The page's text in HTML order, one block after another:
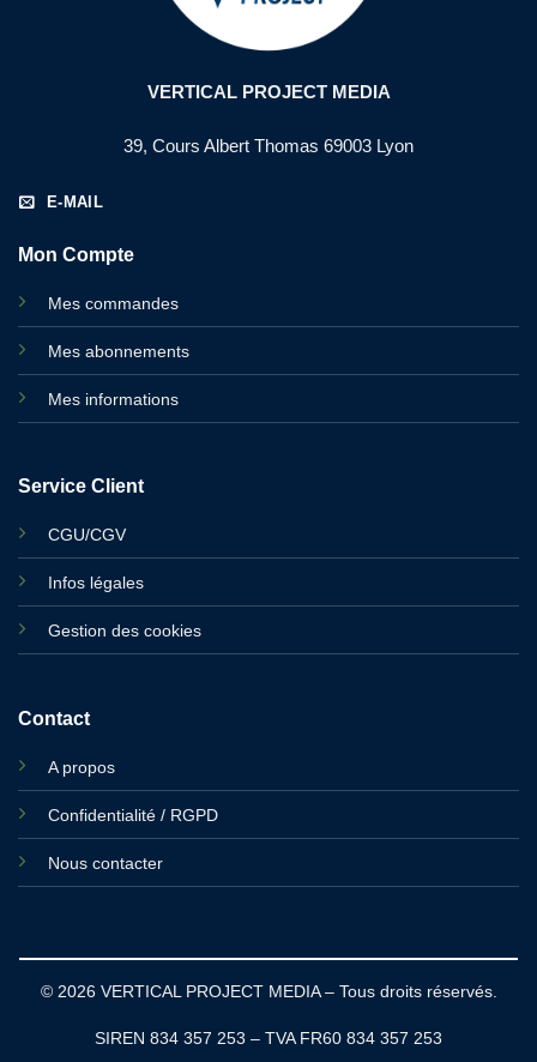
VERTICAL PROJECT MEDIA
39, Cours Albert Thomas 69003 Lyon
E-MAIL
Mon Compte
Mes commandes
Mes abonnements
Mes informations
Service Client
CGU/CGV
Infos légales
Gestion des cookies
Contact
A propos
Confidentialité / RGPD
Nous contacter
© 2026 VERTICAL PROJECT MEDIA – Tous droits réservés.
SIREN 834 357 253 – TVA FR60 834 357 253